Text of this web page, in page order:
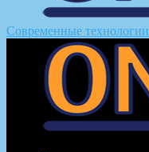
Современные технологии